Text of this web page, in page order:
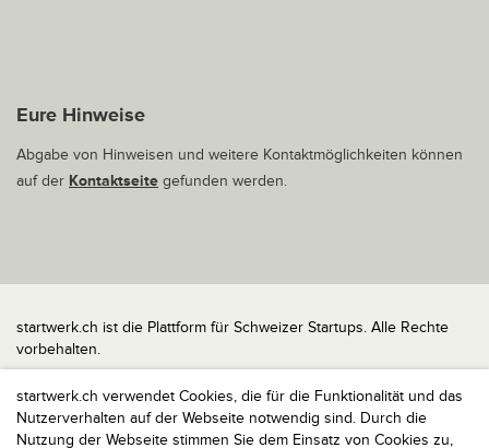
startwerk.ch verwendet Cookies, die für die Funktionalität und das
Nutzerverhalten auf der Webseite notwendig sind. Durch die
Nutzung der Webseite stimmen Sie dem Einsatz von Cookies zu,
Eure Hinweise
Abgabe von Hinweisen und weitere Kontaktmöglichkeiten können
auf der Kontaktseite gefunden werden.
startwerk.ch ist die Plattform für Schweizer Startups. Alle Rechte
vorbehalten.
Impressum
Kontakt
nach oben